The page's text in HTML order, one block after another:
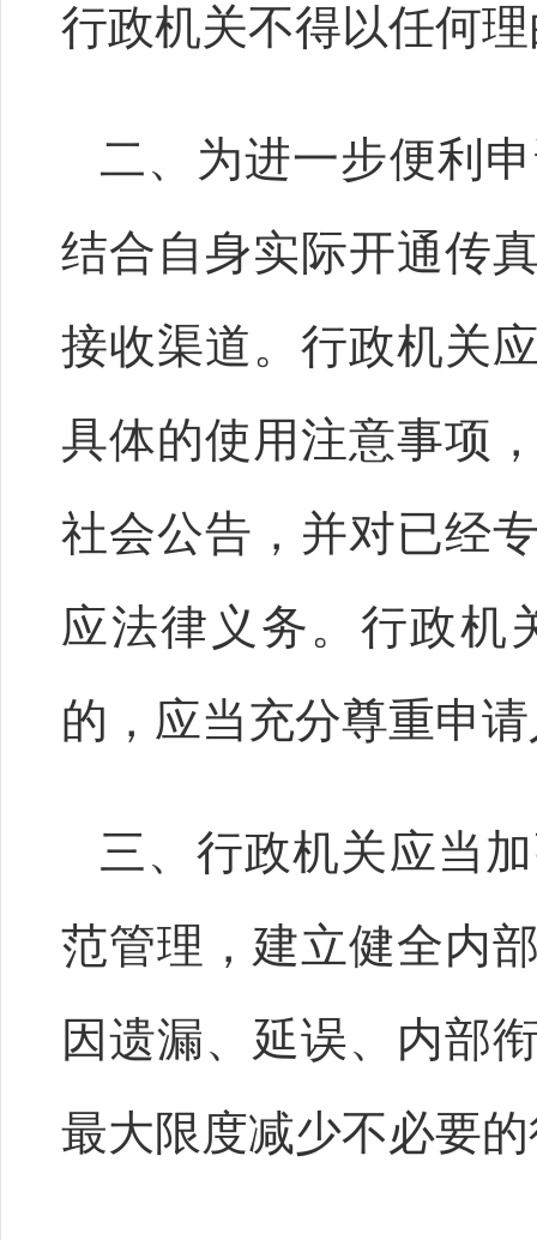
行政机关不得以任何
二、为进一步便利
结合自身实际开通传
接收渠道。行政机关
具体的使用注意事项
社会公告，并对已经
应法律义务。行政机
的，应当充分尊重申
三、行政机关应当
范管理，建立健全内
因遗漏、延误、内部
最大限度减少不必要